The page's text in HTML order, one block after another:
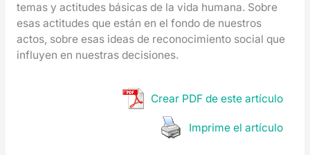
temas y actitudes básicas de la vida humana. Sobre
esas actitudes que están en el fondo de nuestros
actos, sobre esas ideas de reconocimiento social que
influyen en nuestras decisiones.
Crear PDF de este artículo
Imprime el artículo